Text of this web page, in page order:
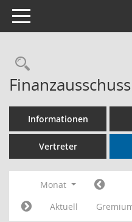
Toggle navigation
Informationen
Vertreter
Monat
Aktuell